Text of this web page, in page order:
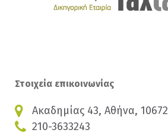
Στοιχεία επικοινωνίας
Ακαδημίας 43, Αθήνα, 10672
210-3633243